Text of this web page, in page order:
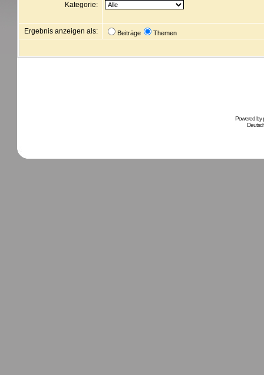
Kategorie:
Ergebnis anzeigen als: Beiträge Themen
Powered by